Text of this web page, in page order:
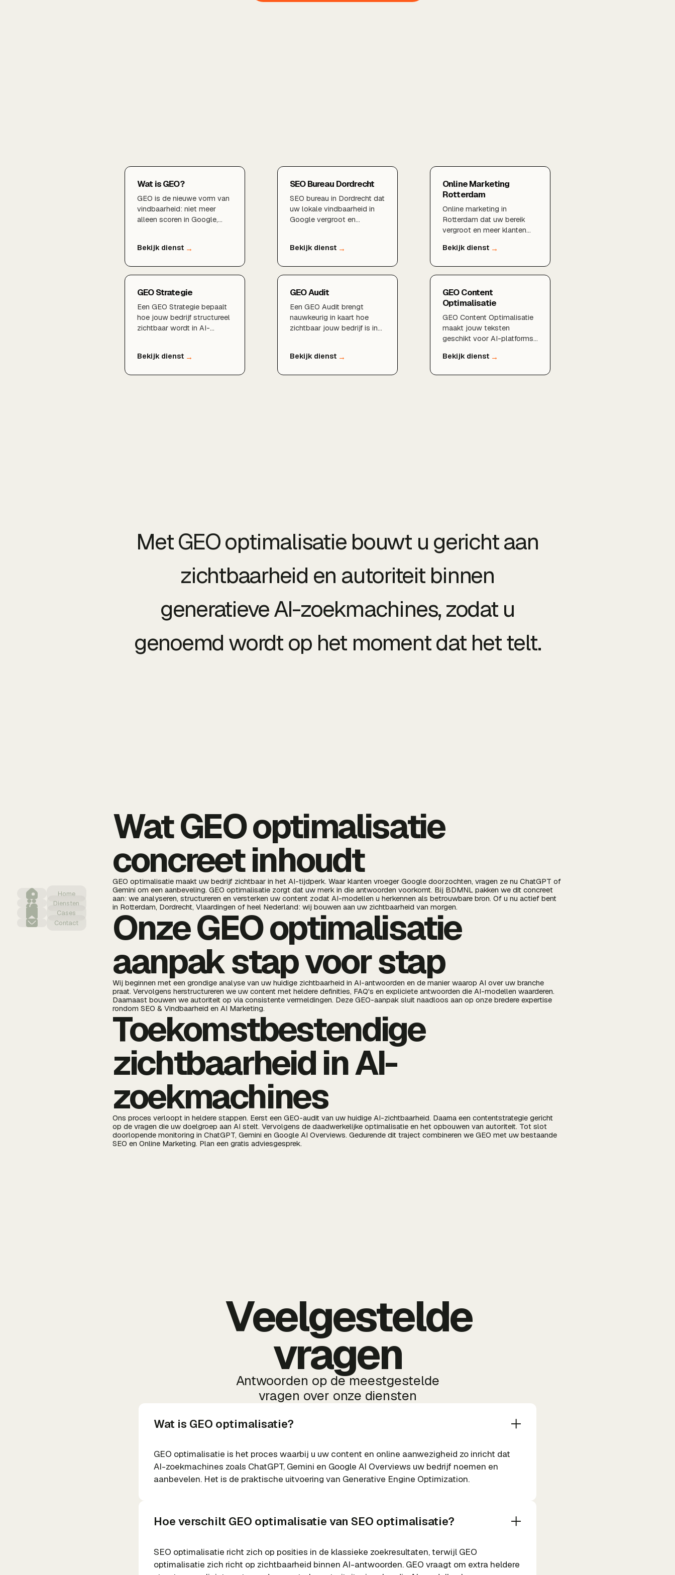
Home
Diensten
Cases
Contact
Wat is GEO?
GEO is de nieuwe vorm van
vindbaarheid: niet meer
alleen scoren in Google,
steeds vaker het antwoord
SEO Bureau Dordrecht
SEO bureau in Dordrecht dat
uw lokale vindbaarheid in
Google vergroot en
Online Marketing
Rotterdam
Online marketing in
Rotterdam dat uw bereik
vergroot en meer klanten
advertenties en content.
GEO Strategie
Een GEO Strategie bepaalt
hoe jouw bedrijf structureel
zichtbaar wordt in AI-
loopt in het nieuwe
GEO Audit
Een GEO Audit brengt
nauwkeurig in kaart hoe
zichtbaar jouw bedrijf is in
de grootste kansen voor
GEO Content
Optimalisatie
GEO Content Optimalisatie
maakt jouw teksten
geschikt voor AI-platforms,
jouw content begrijpen,
Met GEO optimalisatie bouwt u gericht aan
zichtbaarheid en autoriteit binnen
generatieve AI-zoekmachines, zodat u
genoemd wordt op het moment dat het telt.
Wat GEO optimalisatie
concreet inhoudt
GEO optimalisatie maakt uw bedrijf zichtbaar in het AI-tijdperk. Waar klanten vroeger Google doorzochten, vragen ze nu ChatGPT of
Gemini om een aanbeveling. GEO optimalisatie zorgt dat uw merk in die antwoorden voorkomt. Bij BDMNL pakken we dit concreet
aan: we analyseren, structureren en versterken uw content zodat AI-modellen u herkennen als betrouwbare bron. Of u nu actief bent
in Rotterdam, Dordrecht, Vlaardingen of heel Nederland: wij bouwen aan uw zichtbaarheid van morgen.
Onze GEO optimalisatie
aanpak stap voor stap
Wij beginnen met een grondige analyse van uw huidige zichtbaarheid in AI-antwoorden en de manier waarop AI over uw branche
praat. Vervolgens herstructureren we uw content met heldere definities, FAQ's en expliciete antwoorden die AI-modellen waarderen.
Daarnaast bouwen we autoriteit op via consistente vermeldingen. Deze GEO-aanpak sluit naadloos aan op onze bredere expertise
rondom SEO & Vindbaarheid en AI Marketing.
Toekomstbestendige
zichtbaarheid in AI-
zoekmachines
Ons proces verloopt in heldere stappen. Eerst een GEO-audit van uw huidige AI-zichtbaarheid. Daarna een contentstrategie gericht
op de vragen die uw doelgroep aan AI stelt. Vervolgens de daadwerkelijke optimalisatie en het opbouwen van autoriteit. Tot slot
doorlopende monitoring in ChatGPT, Gemini en Google AI Overviews. Gedurende dit traject combineren we GEO met uw bestaande
SEO en Online Marketing. Plan een gratis adviesgesprek.
Veelgestelde
vragen
Antwoorden op de meestgestelde
vragen over onze diensten
Wat is GEO optimalisatie?
GEO optimalisatie is het proces waarbij u uw content en online aanwezigheid zo inricht dat
AI-zoekmachines zoals ChatGPT, Gemini en Google AI Overviews uw bedrijf noemen en
aanbevelen. Het is de praktische uitvoering van Generative Engine Optimization.
Hoe verschilt GEO optimalisatie van SEO optimalisatie?
SEO optimalisatie richt zich op posities in de klassieke zoekresultaten, terwijl GEO
optimalisatie zich richt op zichtbaarheid binnen AI-antwoorden. GEO vraagt om extra heldere